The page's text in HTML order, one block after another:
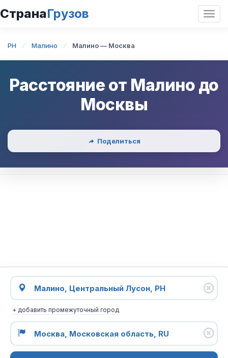
СтранаГрузов
PH Малино Малино — Москва
Расстояние от Малино до
Москвы
Поделиться
+ добавить промежуточный город